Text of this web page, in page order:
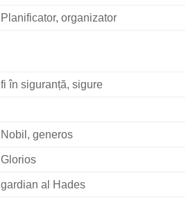
Planificator, organizator
fi în siguranță, sigure
Nobil, generos
Glorios
gardian al Hades